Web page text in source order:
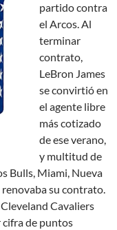
partido contra
el Arcos. Al
terminar
contrato,
LeBron James
se convirtió en
el agente libre
más cotizado
de ese verano,
y multitud de
Bulls, Miami, Nueva
renovaba su contrato.
Cavaliers
de puntos